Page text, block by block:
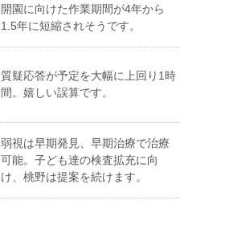
開園に向けた作業期間が4年から
1.5年に短縮されそうです。
質疑応答が予定を大幅に上回り1時
間。嬉しい誤算です。
弱視は早期発見、早期治療で治療
可能。子ども達の検査拡充に向
け、桃野は提案を続けます。